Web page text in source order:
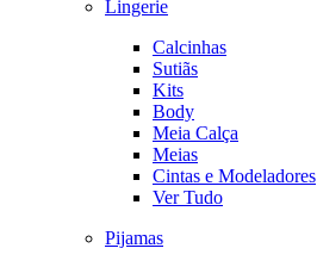
Lingerie
Calcinhas
Sutiãs
Kits
Body
Meia Calça
Meias
Cintas e Modeladores
Ver Tudo
Pijamas